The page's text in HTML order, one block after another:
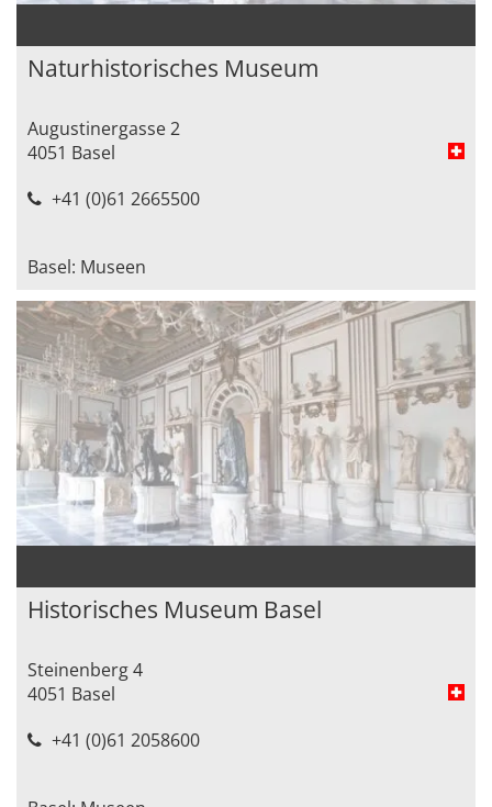
Naturhistorisches Museum
Augustinergasse 2
4051 Basel
+41 (0)61 2665500
Basel: Museen
Historisches Museum Basel
Steinenberg 4
4051 Basel
+41 (0)61 2058600